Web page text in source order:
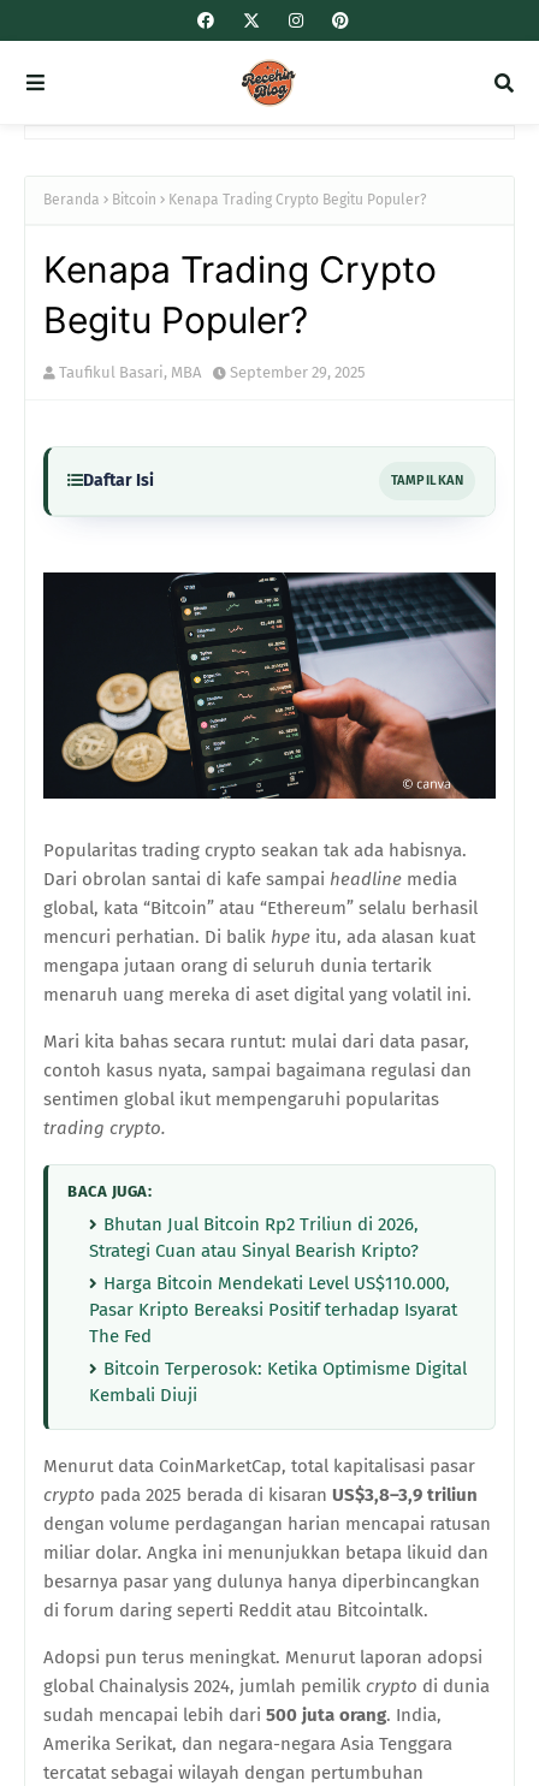
Beranda Bitcoin Kenapa Trading Crypto Begitu Populer?
Kenapa Trading Crypto
Begitu Populer?
Taufikul Basari, MBA September 29, 2025
Daftar Isi TAMPILKAN
Popularitas trading crypto seakan tak ada habisnya.
Dari obrolan santai di kafe sampai headline media
global, kata “Bitcoin” atau “Ethereum” selalu berhasil
mencuri perhatian. Di balik hype itu, ada alasan kuat
mengapa jutaan orang di seluruh dunia tertarik
menaruh uang mereka di aset digital yang volatil ini.
Mari kita bahas secara runtut: mulai dari data pasar,
contoh kasus nyata, sampai bagaimana regulasi dan
sentimen global ikut mempengaruhi popularitas
trading crypto.
BACA JUGA:
Bhutan Jual Bitcoin Rp2 Triliun di 2026,
Strategi Cuan atau Sinyal Bearish Kripto?
Harga Bitcoin Mendekati Level US$110.000,
Pasar Kripto Bereaksi Positif terhadap Isyarat
The Fed
Bitcoin Terperosok: Ketika Optimisme Digital
Kembali Diuji
Menurut data CoinMarketCap, total kapitalisasi pasar
crypto pada 2025 berada di kisaran US$3,8–3,9 triliun
dengan volume perdagangan harian mencapai ratusan
miliar dolar. Angka ini menunjukkan betapa likuid dan
besarnya pasar yang dulunya hanya diperbincangkan
di forum daring seperti Reddit atau Bitcointalk.
Adopsi pun terus meningkat. Menurut laporan adopsi
global Chainalysis 2024, jumlah pemilik crypto di dunia
sudah mencapai lebih dari 500 juta orang. India,
Amerika Serikat, dan negara-negara Asia Tenggara
tercatat sebagai wilayah dengan pertumbuhan